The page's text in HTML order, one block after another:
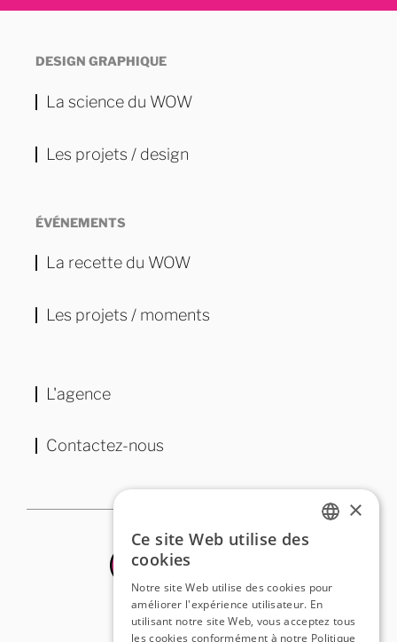
DESIGN GRAPHIQUE
La science du WOW
Les projets / design
ÉVÉNEMENTS
La recette du WOW
Les projets / moments
L'agence
Contactez-nous
×
Ce site Web utilise des
cookies
Notre site Web utilise des cookies pour
améliorer l'expérience utilisateur. En
utilisant notre site Web, vous acceptez tous
les cookies conformément à notre Politique